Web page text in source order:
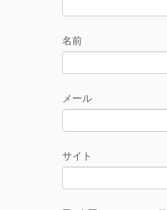
名前
メール
サイト